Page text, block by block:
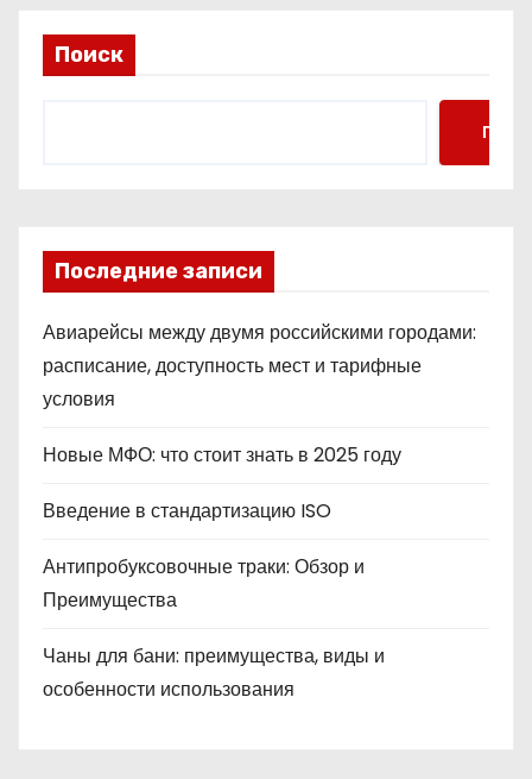
Поиск
Поиск
Последние записи
Авиарейсы между двумя российскими городами:
расписание, доступность мест и тарифные
условия
Новые МФО: что стоит знать в 2025 году
Введение в стандартизацию ISO
Антипробуксовочные траки: Обзор и
Преимущества
Чаны для бани: преимущества, виды и
особенности использования